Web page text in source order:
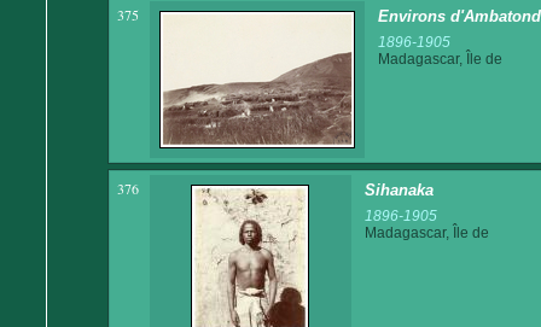
375 Environs
1896-1905
Madagascar, Île de
376 Sihanaka
1896-1905
Madagascar, Île de